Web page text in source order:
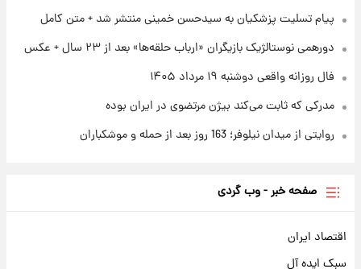
پیام تسلیت پزشکیان به سیدحسن خمینی منتشر شد + متن کامل
دورهمی نوستالژیک بازیگران «ارباب حلقه‌ها» بعد از ۲۳ سال + عکس
فال روزانه واقعی دوشنبه ۱۹ مرداد ۱۴۰۵
مدرکی که ثابت می‌کند بیژن مرتضوی در ایران بوده
روایتی از میدان نیلوفر؛ 163 روز بعد از حمله و موشکباران
صفحه خبر - وب گردی
اقتصاد ایران
سبک ایده آل